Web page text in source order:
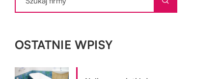
OSTATNIE WPISY